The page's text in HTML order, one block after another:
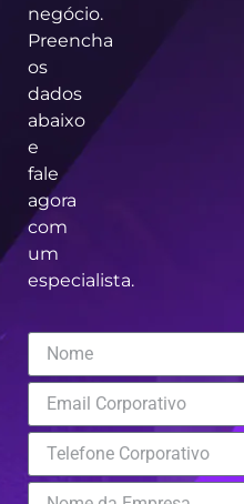
negócio.
Preencha
os
dados
abaixo
e
fale
agora
com
um
especialista.